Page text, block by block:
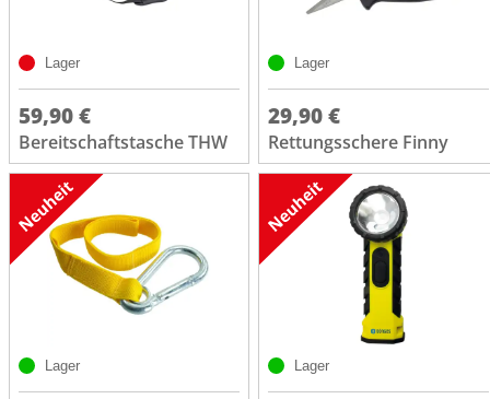
Lager
59,90 €
Bereitschaftstasche THW
Lager
29,90 €
Rettungsschere Finny
Lager Lager